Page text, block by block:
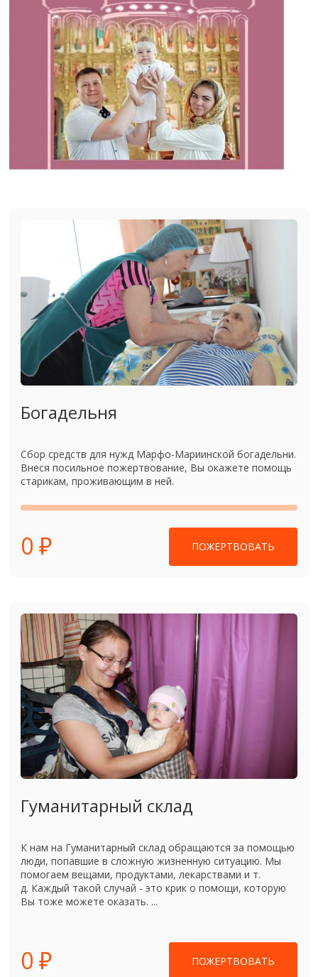
Богадельня
Сбор средств для нужд Марфо-Мариинской богадельни.
Внеся посильное пожертвование, Вы окажете помощь
старикам, проживающим в ней.
0 ₽ ПОЖЕРТВОВАТЬ
Гуманитарный склад
К нам на Гуманитарный склад обращаются за помощью
люди, попавшие в сложную жизненную ситуацию. Мы
помогаем вещами, продуктами, лекарствами и т.
д. Каждый такой случай - это крик о помощи, которую
Вы тоже можете оказать. ...
0 ₽ ПОЖЕРТВОВАТЬ